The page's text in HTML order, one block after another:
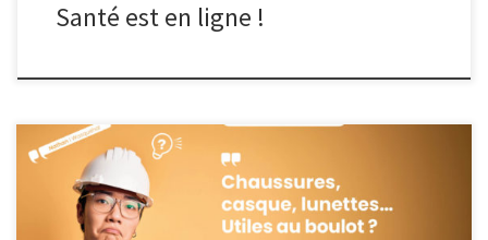
Santé est en ligne !
Pour préserver la santé de vos salariés au travail, la protection
collective constitue une priorité. Toutefois, lorsque l’analyse des